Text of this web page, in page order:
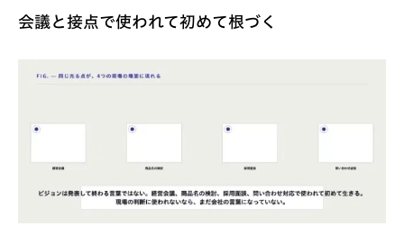
会議と接点で使われて初めて根づく